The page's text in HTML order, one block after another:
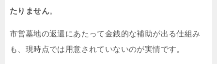
たりません。
市営墓地の返還にあたって金銭的な補助が出る仕組み
も、現時点では用意されていないのが実情です。